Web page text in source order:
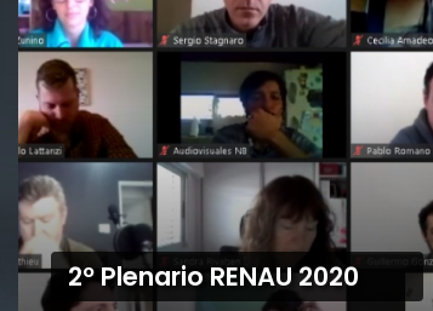
8º Premio Nuevas Miradas
en la Televisión –
Universidad Nacional de
Quilmes (NMTV-UNQ)